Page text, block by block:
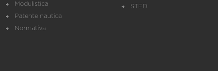
Modulistica
Patente nautica
Normativa
STED